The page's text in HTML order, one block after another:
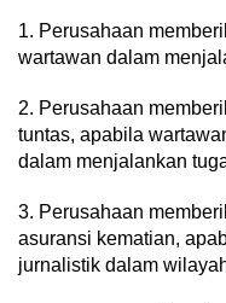
1. Perusahaan
wartawan dalam
2. Perusahaan
tuntas, apabila
dalam menjalankan
3. Perusahaan
asuransi kematian,
jurnalistik dalam